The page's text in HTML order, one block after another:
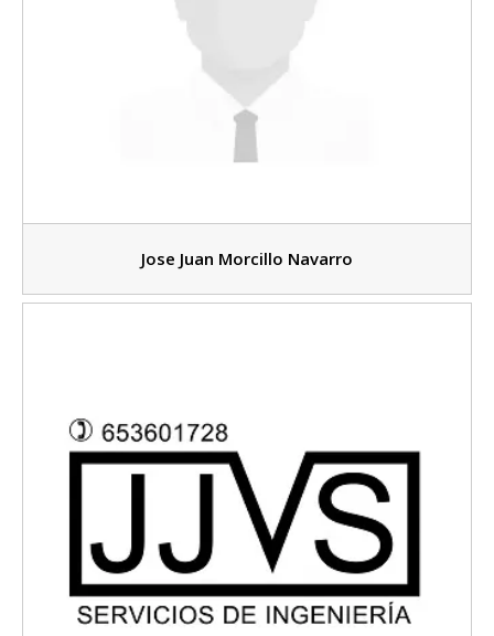
Jose Juan Morcillo Navarro